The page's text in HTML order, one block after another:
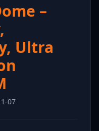
–
Ultra
07